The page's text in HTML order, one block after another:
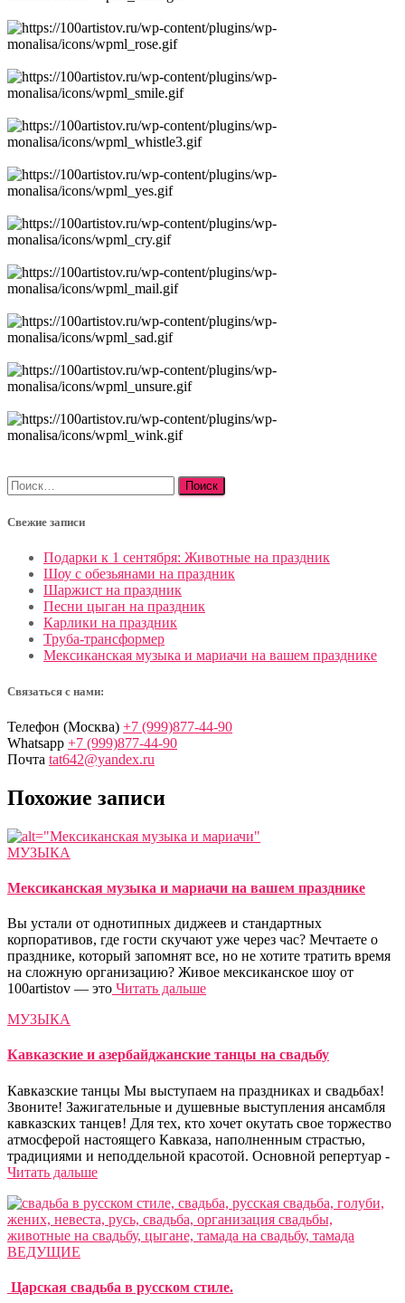
Найти:
Свежие записи
Подарки к 1 сентября: Животные на праздник
Шоу с обезьянами на праздник
Шаржист на праздник
Песни цыган на праздник
Карлики на праздник
Труба-трансформер
Мексиканская музыка и мариачи на вашем празднике
Связаться с нами:
Телефон (Москва) +7 (999)877-44-90
Whatsapp +7 (999)877-44-90
Почта tat642@yandex.ru
Похожие записи
МУЗЫКА
Мексиканская музыка и мариачи на вашем празднике
Вы устали от однотипных диджеев и стандартных
корпоративов, где гости скучают уже через час? Мечтаете о
празднике, который запомнят все, но не хотите тратить время
на сложную организацию? Живое мексиканское шоу от
100artistov — это Читать дальше
МУЗЫКА
Кавказские и азербайджанские танцы на свадьбу
Кавказские танцы Мы выступаем на праздниках и свадьбах!
Звоните! Зажигательные и душевные выступления ансамбля
кавказских танцев! Для тех, кто хочет окутать свое торжество
атмосферой настоящего Кавказа, наполненным страстью,
традициями и неподдельной красотой. Основной репертуар -
Читать дальше
ВЕДУЩИЕ
Царская свадьба в русском стиле.